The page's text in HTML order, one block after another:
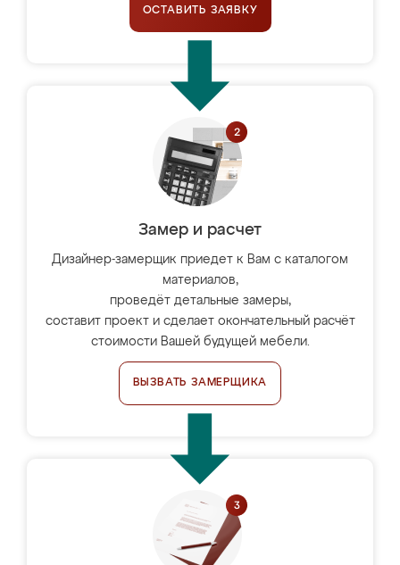
ОСТАВИТЬ ЗАЯВКУ
Замер и расчет
Дизайнер-замерщик приедет к Вам с каталогом
материалов,
проведёт детальные замеры,
составит проект и сделает окончательный расчёт
стоимости Вашей будущей мебели.
ВЫЗВАТЬ ЗАМЕРЩИКА